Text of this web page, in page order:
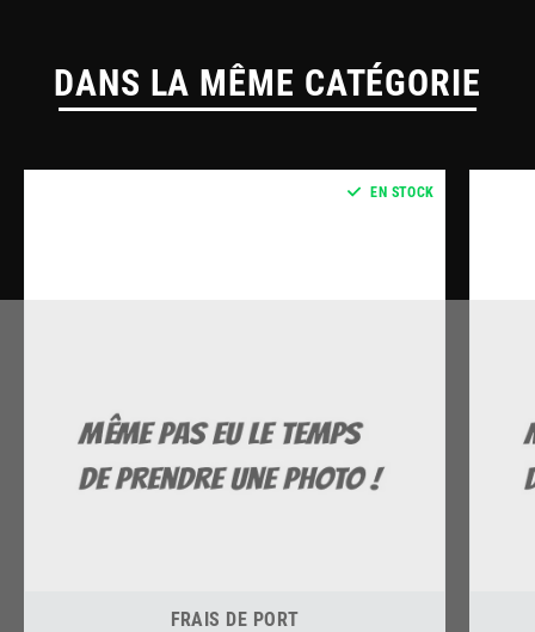
DANS LA MÊME CATÉGORIE
FRAIS DE PORT
EN STOCK